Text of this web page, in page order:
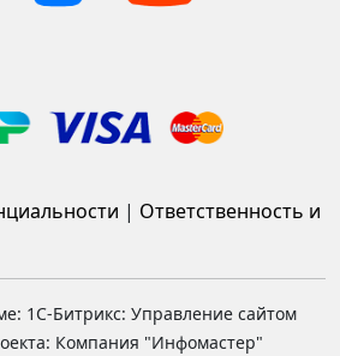
| Ответственность и
1С-Битрикс: Управление сайтом
Компания "Инфомастер"